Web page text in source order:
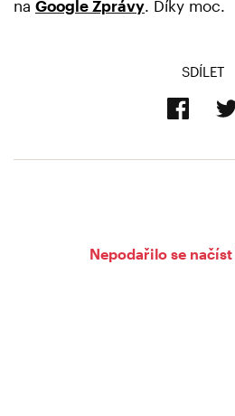
na Google Zprávy . Díky moc.
SDÍLET
Nepodařilo se